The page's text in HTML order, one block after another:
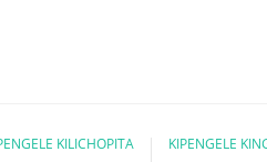
KILICHOPITA KIPENGELE